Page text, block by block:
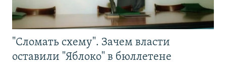
"Сломать схему". Зачем власти
оставили "Яблоко" в бюллетене